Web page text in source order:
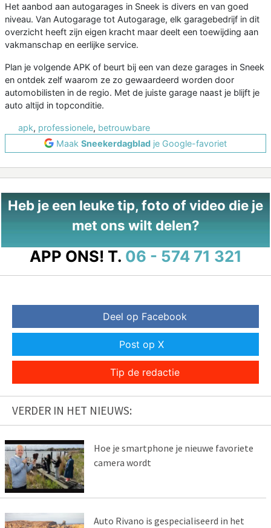
Het aanbod aan autogarages in Sneek is divers en van goed
niveau. Van Autogarage tot Autogarage, elk garagebedrijf in dit
overzicht heeft zijn eigen kracht maar deelt een toewijding aan
vakmanschap en eerlijke service.
Plan je volgende APK of beurt bij een van deze garages in Sneek
en ontdek zelf waarom ze zo gewaardeerd worden door
automobilisten in de regio. Met de juiste garage naast je blijft je
auto altijd in topconditie.
apk, professionele, betrouwbare
Maak Sneekerdagblad je Google-favoriet
Heb je een leuke tip, foto of video die je
met ons wilt delen?
APP ONS! T. 06 - 574 71 321
Deel op Facebook
Post op X
Tip de redactie
VERDER IN HET NIEUWS:
Hoe je smartphone je nieuwe favoriete
camera wordt
Auto Rivano is gespecialiseerd in het